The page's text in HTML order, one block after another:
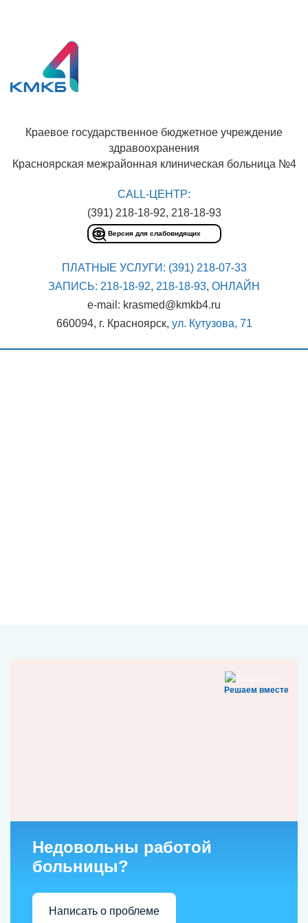
CALL-ЦЕНТР:
(391) 218-18-92, 218-18-93
Версия для слабовидящих
Краевое государственное бюджетное учреждение
здравоохранения
Красноярская межрайонная клиническая больница №4
ПЛАТНЫЕ УСЛУГИ: (391) 218-07-33
ЗАПИСЬ: 218-18-92, 218-18-93, ОНЛАЙН
e-mail: krasmed@kmkb4.ru
660094, г. Красноярск, ул. Кутузова, 71
Решаем вместе
Недовольны работой
больницы?
Написать о проблеме